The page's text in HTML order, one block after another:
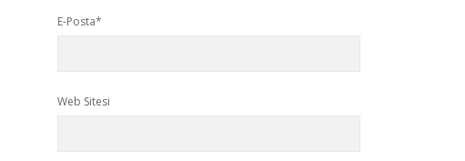
E-Posta*
Web Sitesi